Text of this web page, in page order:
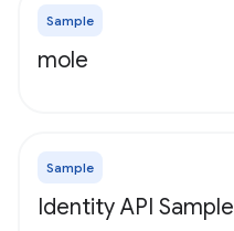
Sample
mole
Sample
Identity API Sample